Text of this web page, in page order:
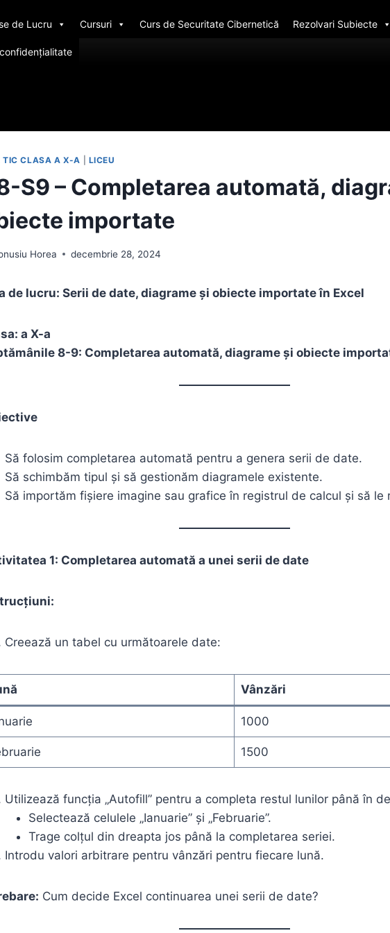
de Lucru Cursuri Curs de Securitate Cibernetică Rezolvari Subiecte
TIC CLASA A X-A LICEU
S9 – Completarea automată,
importate
Horea decembrie 28, 2024
de lucru: Serii de date, diagrame și obiecte importate în Excel
a X-a
8-9: Completarea automată, diagrame și obiecte
Să folosim completarea automată pentru a genera serii de date.
Să schimbăm tipul și să gestionăm diagramele existente.
Să importăm fișiere imagine sau grafice în registrul de calcul și să le
1: Completarea automată a unei serii de date
Creează un tabel cu următoarele date:
Vânzări
1000
1500
Utilizează funcția „Autofill” pentru a completa restul lunilor până în
Selectează celulele „Ianuarie” și „Februarie”.
Trage colțul din dreapta jos până la completarea seriei.
Introdu valori arbitrare pentru vânzări pentru fiecare lună.
Cum decide Excel continuarea unei serii de date?